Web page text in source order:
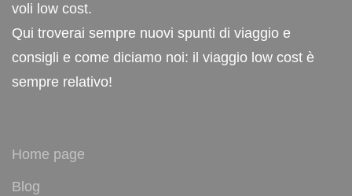
voli low cost.
Qui troverai sempre nuovi spunti di viaggio e
consigli e come diciamo noi: il viaggio low cost è
sempre relativo!
Home page
Blog